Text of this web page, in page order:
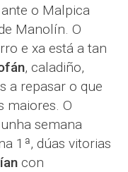
o Malpica
Manolín. O
e xa está a tan
, caladiño,
a repasar o que
maiores. O
semana
1ª, dúas vitorias
con